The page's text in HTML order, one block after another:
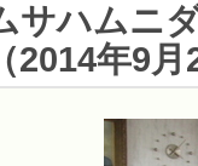
サハムニ
（2014年9月